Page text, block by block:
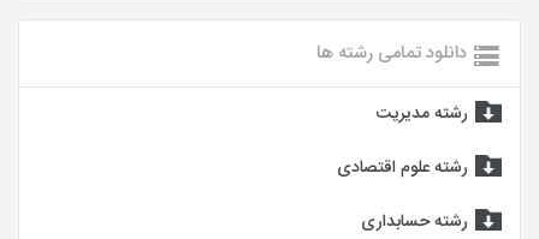
دانلود تمامی رشته ها
رشته مدیریت
رشته علوم اقتصادی
رشته حسابداری